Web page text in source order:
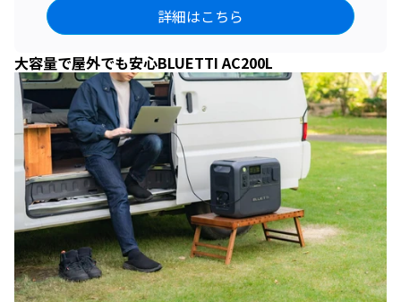
詳細はこちら
大容量で屋外でも安心BLUETTI AC200L